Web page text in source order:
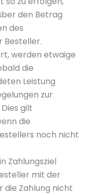
den Betrag
des
Besteller.
werden etwaige
die
Leistung
zur
gilt
die
noch nicht
Zahlungsziel
mit der
die Zahlung nicht